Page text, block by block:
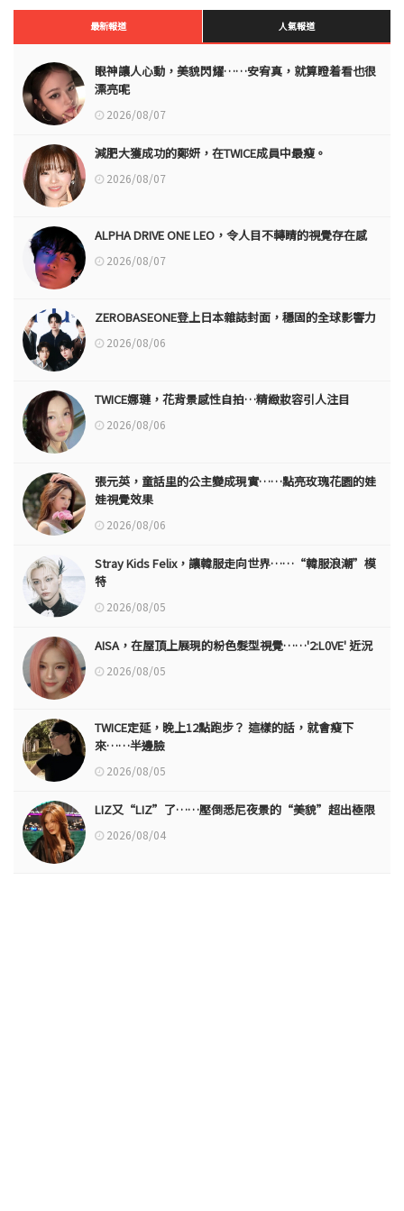
最新報道 人氣報道
眼神讓人心動，美貌閃耀……安宥真，就算瞪着看也很
漂亮呢
2026/08/07
減肥大獲成功的鄭妍，在TWICE成員中最瘦。
2026/08/07
ALPHA DRIVE ONE LEO，令人目不轉睛的視覺存在感
2026/08/07
ZEROBASEONE登上日本雜誌封面，穩固的全球影響力
2026/08/06
TWICE娜璉，花背景感性自拍…精緻妝容引人注目
2026/08/06
張元英，童話里的公主變成現實……點亮玫瑰花園的娃
娃視覺效果
2026/08/06
Stray Kids Felix，讓韓服走向世界……“韓服浪潮”模
特
2026/08/05
AISA，在屋頂上展現的粉色髮型視覺……'2:L0VE' 近況
2026/08/05
TWICE定延，晚上12點跑步？ 這樣的話，就會瘦下
來……半邊臉
2026/08/05
LIZ又“LIZ”了……壓倒悉尼夜景的“美貌”超出極限
2026/08/04